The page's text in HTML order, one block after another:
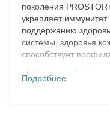
поколения
укрепляет
поддержанию
системы, здоровья
способствует
витамин А – 18000МЕ,
Подробнее